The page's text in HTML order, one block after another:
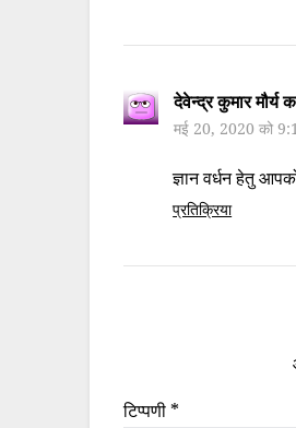
देवेन्द्र कुमार मौर्य
मई 20, 2020 को
ज्ञान वर्धन हेतु
प्रतिक्रिया
टिप्पणी *